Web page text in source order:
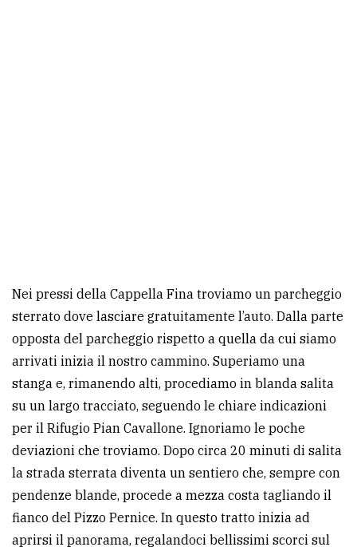
Nei pressi della Cappella Fina troviamo un parcheggio
sterrato dove lasciare gratuitamente l’auto. Dalla parte
opposta del parcheggio rispetto a quella da cui siamo
arrivati inizia il nostro cammino. Superiamo una
stanga e, rimanendo alti, procediamo in blanda salita
su un largo tracciato, seguendo le chiare indicazioni
per il Rifugio Pian Cavallone. Ignoriamo le poche
deviazioni che troviamo. Dopo circa 20 minuti di salita
la strada sterrata diventa un sentiero che, sempre con
pendenze blande, procede a mezza costa tagliando il
fianco del Pizzo Pernice. In questo tratto inizia ad
aprirsi il panorama, regalandoci bellissimi scorci sul